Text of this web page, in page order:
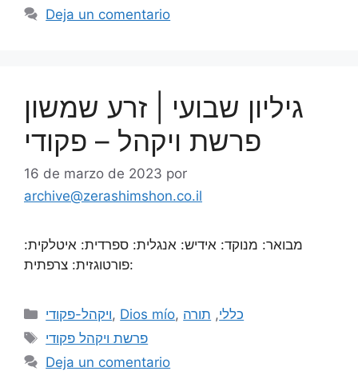
Deja un comentario
גיליון שבועי | זרע שמשון
פרשת ויקהל – פקודי
16 de marzo de 2023 por
archive@zerashimshon.co.il
מבואר: מנוקד: אידיש: אנגלית: ספרדית: איטלקית:
פורטוגזית: צרפתית:
ויקהל-פקודי, Dios mío, כללי, תורה
פרשת ויקהל פקודי
Deja un comentario